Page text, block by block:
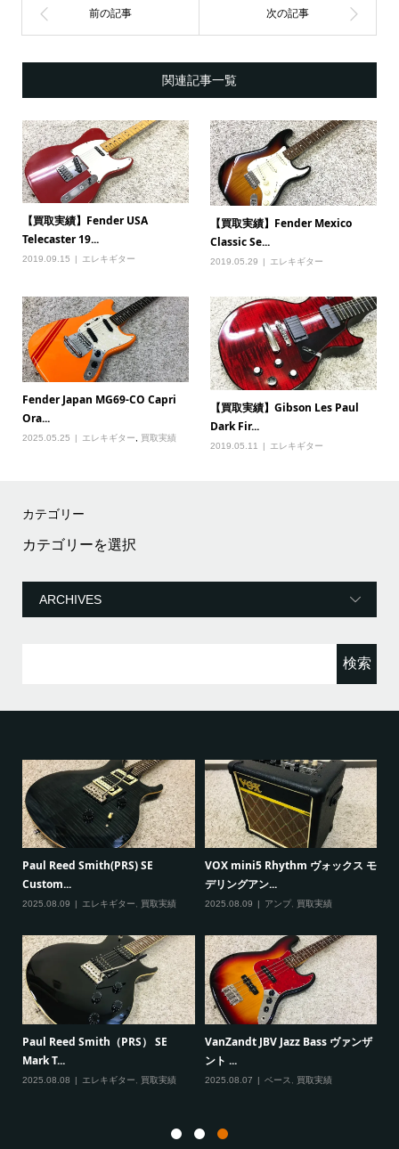
関連記事一覧
【買取実績】Fender USA
Telecaster 19...
2019.09.15 エレキギター
【買取実績】Fender Mexico
Classic Se...
2019.05.29 エレキギター
Fender Japan MG69-CO Capri
Ora...
2025.05.25 エレキギター 買取実績
【買取実績】Gibson Les Paul
Dark Fir...
2019.05.11 エレキギター
カテゴリー
カ
テ
リ
Paul Reed Smith(PRS) SE
Custom...
2025.08.09 エレキギター, 買取実績
VOX mini5 Rhythm ヴォックス モ
デリングアン...
2025.08.09 アンプ, 買取実績
Paul Reed Smith（PRS） SE
Mark T...
2025.08.08 エレキギター 買取実績
VanZandt JBV Jazz Bass ヴァンザ
ント ...
2025.08.07 ベース 買取実績